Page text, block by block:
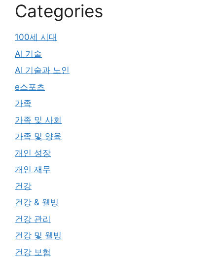
Categories
100세 시대
AI 기술
AI 기술과 노인
e스포츠
가족
가족 및 사회
가족 및 양육
개인 성장
개인 재무
건강
건강 & 웰빙
건강 관리
건강 및 웰빙
건강 보험